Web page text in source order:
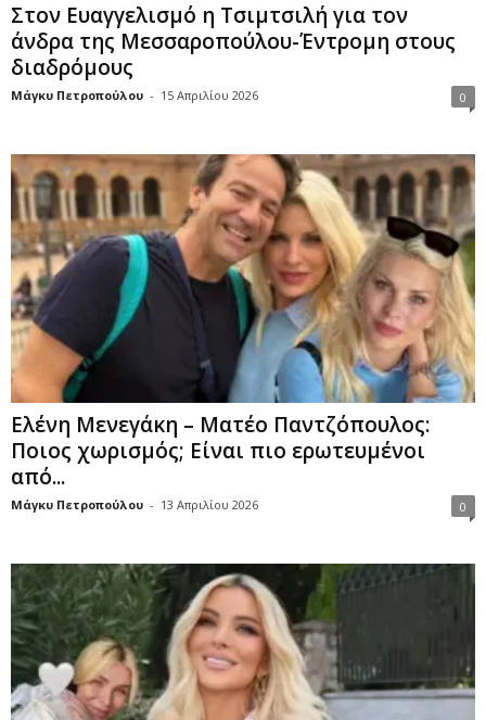
Στον Ευαγγελισμό η Τσιμτσιλή για τον
άνδρα της Μεσσαροπούλου-Έντρομη στους
διαδρόμους
Μάγκυ Πετροπούλου - 15 Απριλίου 2026 0
Ελένη Μενεγάκη – Ματέο Παντζόπουλος:
Ποιος χωρισμός; Είναι πιο ερωτευμένοι
από...
Μάγκυ Πετροπούλου - 13 Απριλίου 2026 0